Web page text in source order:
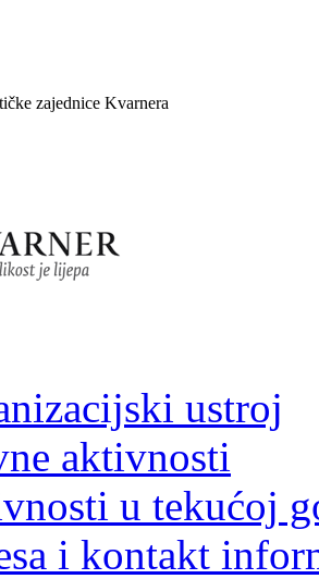
zajednice Kvarnera
ustroj
aktivnosti
u tekućoj
i kontakt